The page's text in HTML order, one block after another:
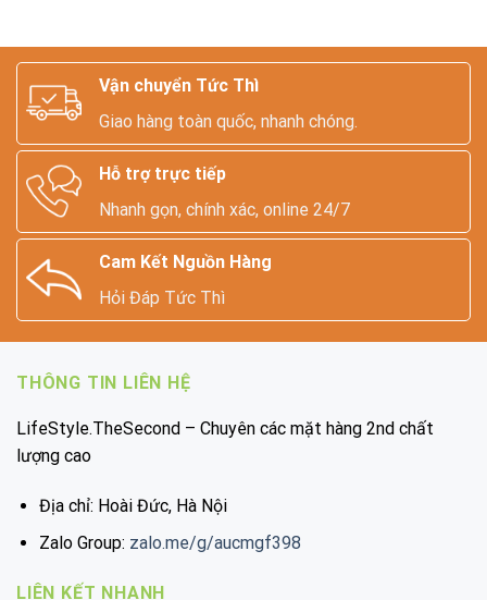
Vận chuyển Tức Thì
Giao hàng toàn quốc, nhanh chóng.
Hỗ trợ trực tiếp
Nhanh gọn, chính xác, online 24/7
Cam Kết Nguồn Hàng
Hỏi Đáp Tức Thì
THÔNG TIN LIÊN HỆ
LifeStyle.TheSecond – Chuyên các mặt hàng 2nd chất
lượng cao
Địa chỉ: Hoài Đức, Hà Nội
Zalo Group: zalo.me/g/aucmgf398
LIÊN KẾT NHANH